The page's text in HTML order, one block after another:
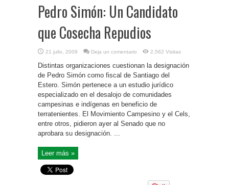
Pedro Simón: Un Candidato
que Cosecha Repudios
21 julio, 2009 Deja un comentario 2,562 Visitas
Distintas organizaciones cuestionan la designación
de Pedro Simón como fiscal de Santiago del
Estero. Simón pertenece a un estudio jurídico
especializado en el desalojo de comunidades
campesinas e indígenas en beneficio de
terratenientes. El Movimiento Campesino y el Cels,
entre otros, pidieron ayer al Senado que no
aprobara su designación. ...
Leer más »